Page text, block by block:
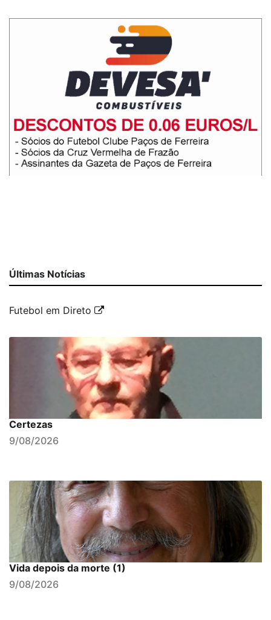
Últimas Notícias
Futebol em Direto
Certezas
9/08/2026
Vida depois da morte (1)
9/08/2026